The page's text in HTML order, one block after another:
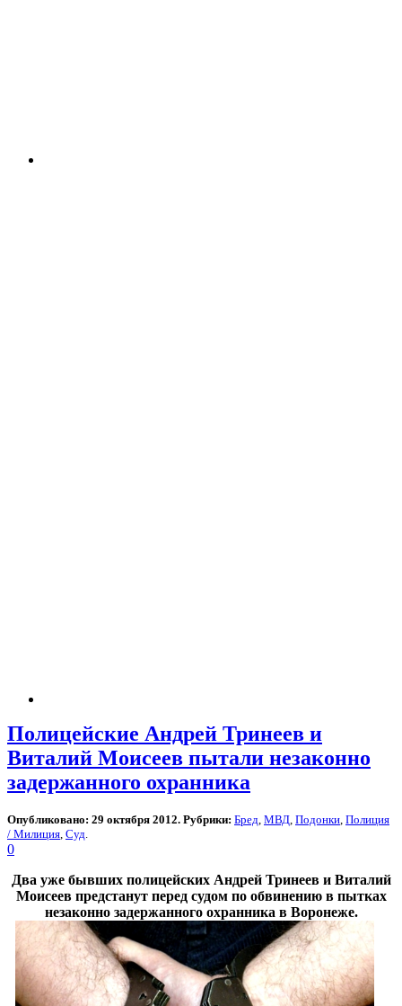
Полицейские Андрей Тринеев и
Виталий Моисеев пытали незаконно
задержанного охранника
Опубликовано: 29 октября 2012. Рубрики: Бред МВД Подонки Полиция
/ Милиция Суд
0
Два уже бывших полицейских Андрей Тринеев и Виталий
Моисеев предстанут перед судом по обвинению в пытках
незаконно задержанного охранника в Воронеже.